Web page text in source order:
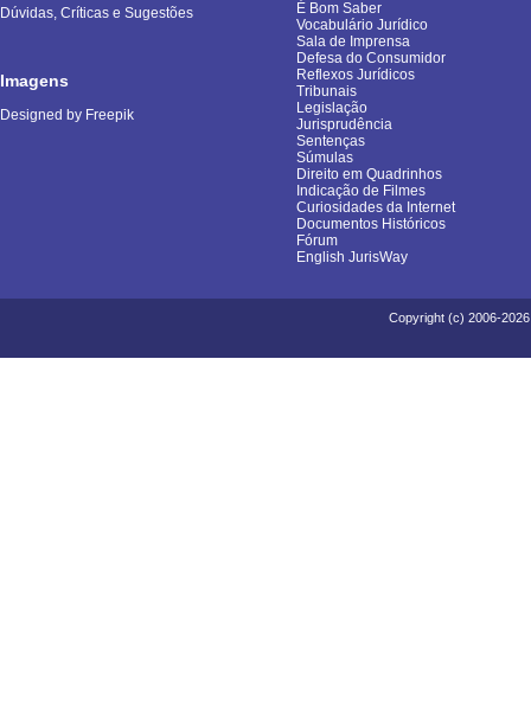
Dúvidas, Críticas e Sugestões
Imagens
Designed by Freepik
É Bom Saber
Vocabulário Jurídico
Sala de Imprensa
Defesa do Consumidor
Reflexos Jurídicos
Tribunais
Legislação
Jurisprudência
Sentenças
Súmulas
Direito em Quadrinhos
Indicação de Filmes
Curiosidades da Internet
Documentos Históricos
Fórum
English JurisWay
Copyright (c) 2006-